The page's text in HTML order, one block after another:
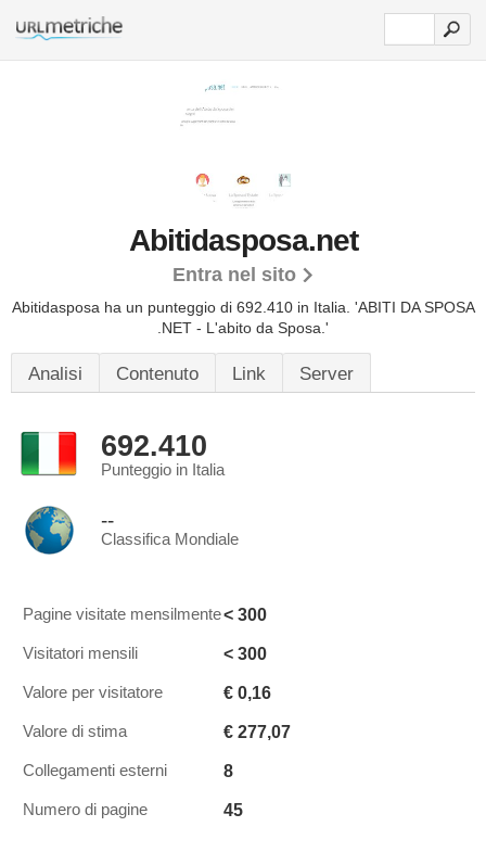
Abitidasposa.net
Entra nel sito
Abitidasposa ha un punteggio di 692.410 in Italia. 'ABITI DA SPOSA
.NET - L'abito da Sposa.'
Analisi Contenuto Link Server
692.410
Punteggio in Italia
--
Classifica Mondiale
Pagine visitate mensilmente< 300
Visitatori mensili < 300
Valore per visitatore € 0,16
Valore di stima € 277,07
Collegamenti esterni 8
Numero di pagine 45